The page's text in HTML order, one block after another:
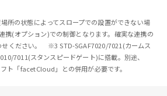
所の状態によってスロープでの設置ができない場
(オプション)での制御となります。確実な連携の
せください。 ※3 STD-SGAF7020/7021(カームス
7011(スタンスピードゲート)に搭載。別途、
ト「facetCloud」との併用が必要です。